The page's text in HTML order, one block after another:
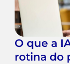
O que a
rotina do